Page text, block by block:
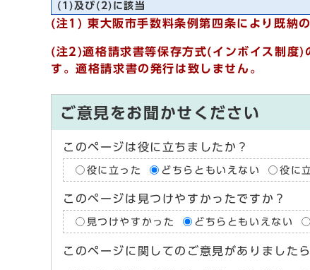
(1)及び(2)に該当
(注1) 東大阪市手数料条例第四条により既納
(注2)適格請求書等保存方式(インボイス制度)
す。適格請求書の発行は致しません。
ご意見をお聞かせください
このページは役に立ちましたか？
役に立った どちらともいえない 役に
このページは見つけやすかったですか？
見つけやすかった どちらともいえない
このページに関してのご意見がありました